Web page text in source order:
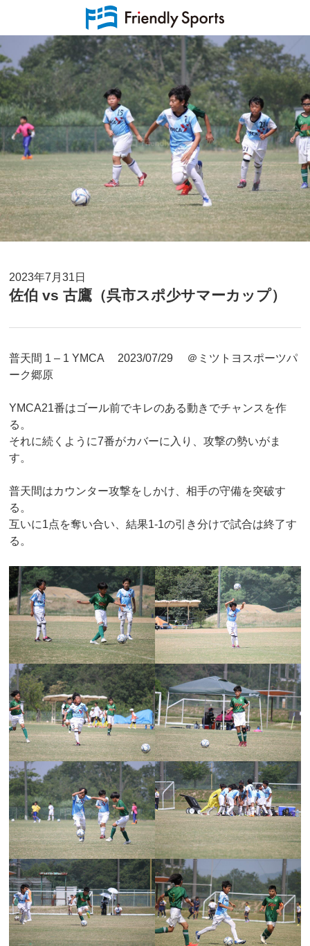
2023年7月31日
佐伯 vs 古鷹（呉市スポ少サマーカップ）
普天間 1 – 1 YMCA 2023/07/29 ＠ミツトヨスポーツパ
ーク郷原
YMCA21番はゴール前でキレのある動きでチャンスを作
る。
それに続くように7番がカバーに入り、攻撃の勢いがま
す。
普天間はカウンター攻撃をしかけ、相手の守備を突破す
る。
互いに1点を奪い合い、結果1-1の引き分けで試合は終了す
る。